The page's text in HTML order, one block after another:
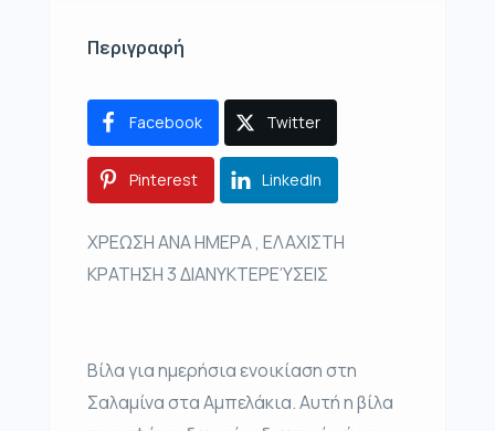
Περιγραφή
Facebook Twitter
Pinterest LinkedIn
ΧΡΕΩΣΗ ΑΝΑ ΗΜΕΡΑ , ΕΛΑΧΙΣΤΗ
ΚΡΑΤΗΣΗ 3 ΔΙΑΝΥΚΤΕΡΕΎΣΕΙΣ
Βίλα για ημερήσια ενοικίαση στη
Σαλαμίνα στα Αμπελάκια. Αυτή η βίλα